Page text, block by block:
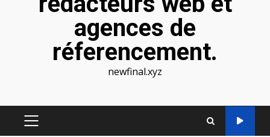
agences de
réferencement.
newfinal.xyz
MENU